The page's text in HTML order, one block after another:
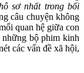
sơ nhất trong bối
câu chuyện không
quan hệ giữa con
bộ phim kinh
các vấn đề xã hội,